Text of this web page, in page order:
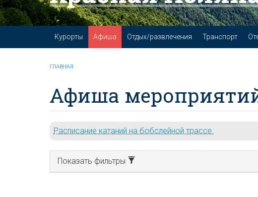
Курорты Афиша Отдых/развлечения Транспорт
ГЛАВНАЯ
Афиша
Расписание катаний на бобслейной трассе.
Показать фильтры